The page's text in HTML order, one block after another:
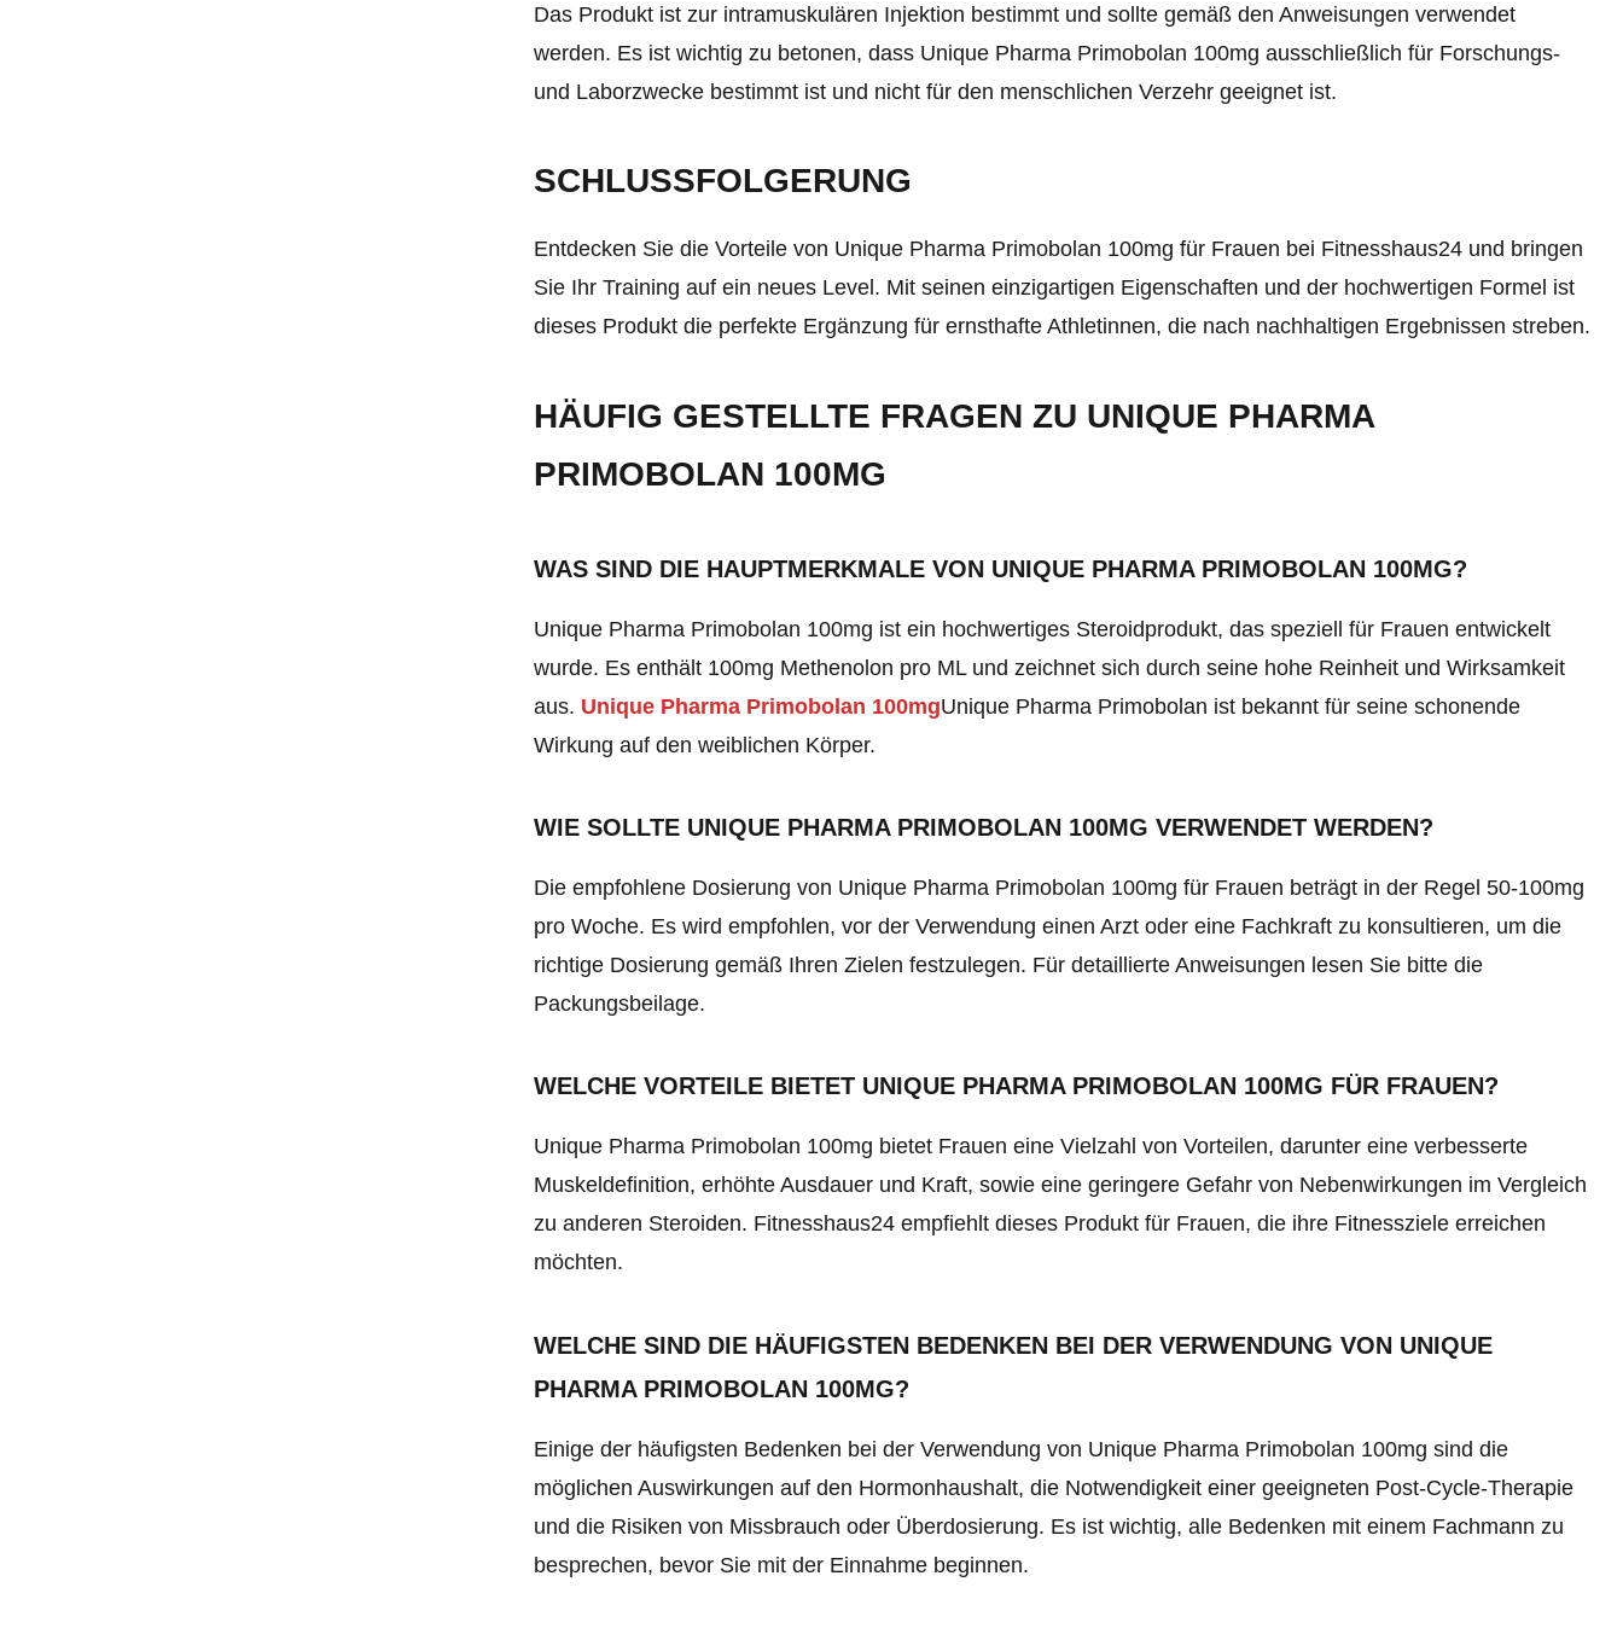
Das Produkt ist zur intramuskulären Injektion bestimmt und sollte gemäß den Anweisungen verwendet
werden. Es ist wichtig zu betonen, dass Unique Pharma Primobolan 100mg ausschließlich für Forschungs-
und Laborzwecke bestimmt ist und nicht für den menschlichen Verzehr geeignet ist.
SCHLUSSFOLGERUNG
Entdecken Sie die Vorteile von Unique Pharma Primobolan 100mg für Frauen bei Fitnesshaus24 und bringen
Sie Ihr Training auf ein neues Level. Mit seinen einzigartigen Eigenschaften und der hochwertigen Formel ist
dieses Produkt die perfekte Ergänzung für ernsthafte Athletinnen, die nach nachhaltigen Ergebnissen streben.
HÄUFIG GESTELLTE FRAGEN ZU UNIQUE PHARMA
PRIMOBOLAN 100MG
WAS SIND DIE HAUPTMERKMALE VON UNIQUE PHARMA PRIMOBOLAN 100MG?
Unique Pharma Primobolan 100mg ist ein hochwertiges Steroidprodukt, das speziell für Frauen entwickelt
wurde. Es enthält 100mg Methenolon pro ML und zeichnet sich durch seine hohe Reinheit und Wirksamkeit
aus. Unique Pharma Primobolan 100mgUnique Pharma Primobolan ist bekannt für seine schonende
Wirkung auf den weiblichen Körper.
WIE SOLLTE UNIQUE PHARMA PRIMOBOLAN 100MG VERWENDET WERDEN?
Die empfohlene Dosierung von Unique Pharma Primobolan 100mg für Frauen beträgt in der Regel 50-100mg
pro Woche. Es wird empfohlen, vor der Verwendung einen Arzt oder eine Fachkraft zu konsultieren, um die
richtige Dosierung gemäß Ihren Zielen festzulegen. Für detaillierte Anweisungen lesen Sie bitte die
Packungsbeilage.
WELCHE VORTEILE BIETET UNIQUE PHARMA PRIMOBOLAN 100MG FÜR FRAUEN?
Unique Pharma Primobolan 100mg bietet Frauen eine Vielzahl von Vorteilen, darunter eine verbesserte
Muskeldefinition, erhöhte Ausdauer und Kraft, sowie eine geringere Gefahr von Nebenwirkungen im Vergleich
zu anderen Steroiden. Fitnesshaus24 empfiehlt dieses Produkt für Frauen, die ihre Fitnessziele erreichen
möchten.
WELCHE SIND DIE HÄUFIGSTEN BEDENKEN BEI DER VERWENDUNG VON UNIQUE
PHARMA PRIMOBOLAN 100MG?
Einige der häufigsten Bedenken bei der Verwendung von Unique Pharma Primobolan 100mg sind die
möglichen Auswirkungen auf den Hormonhaushalt, die Notwendigkeit einer geeigneten Post-Cycle-Therapie
und die Risiken von Missbrauch oder Überdosierung. Es ist wichtig, alle Bedenken mit einem Fachmann zu
besprechen, bevor Sie mit der Einnahme beginnen.